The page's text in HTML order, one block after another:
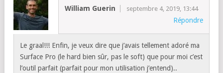
William Guerin septembre 4, 2019, 13:44
Répondre
Le graal!!! Enfin, je veux dire que j’avais tellement adoré ma
Surface Pro (le hard bien sûr, pas le soft) que pour moi c’est
l’outil parfait (parfait pour mon utilisation j’entend)..